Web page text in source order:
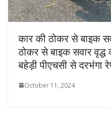
कार की ठोकर से बाइक
ठोकर से बाइक सवार
बहेड़ी पीएचसी से दरभंगा
October 11, 2024